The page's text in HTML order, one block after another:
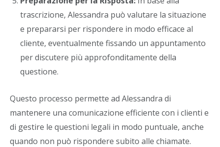
trascrizione, Alessandra può valutare la situazione
e prepararsi per rispondere in modo efficace al
cliente, eventualmente fissando un appuntamento
per discutere più approfonditamente della
questione.
Questo processo permette ad Alessandra di
mantenere una comunicazione efficiente con i clienti e
di gestire le questioni legali in modo puntuale, anche
quando non può rispondere subito alle chiamate.